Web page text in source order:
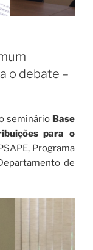
o debate –
seminário Base
para o
Programa
de